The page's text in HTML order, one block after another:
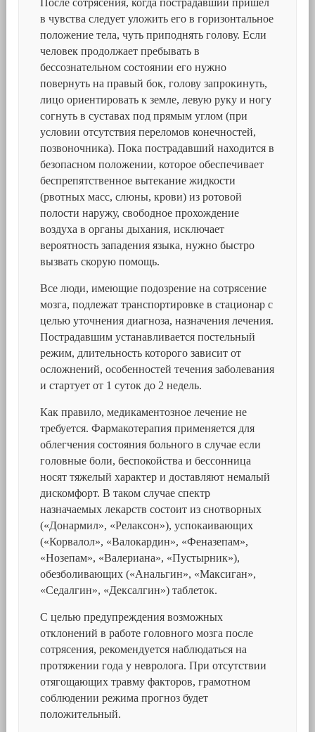
После сотрясения, когда пострадавший пришел
в чувства следует уложить его в горизонтальное
положение тела, чуть приподнять голову. Если
человек продолжает пребывать в
бессознательном состоянии его нужно
повернуть на правый бок, голову запрокинуть,
лицо ориентировать к земле, левую руку и ногу
согнуть в суставах под прямым углом (при
условии отсутствия переломов конечностей,
позвоночника). Пока пострадавший находится в
безопасном положении, которое обеспечивает
беспрепятственное вытекание жидкости
(рвотных масс, слюны, крови) из ротовой
полости наружу, свободное прохождение
воздуха в органы дыхания, исключает
вероятность западения языка, нужно быстро
вызвать скорую помощь.
Все люди, имеющие подозрение на сотрясение
мозга, подлежат транспортировке в стационар с
целью уточнения диагноза, назначения лечения.
Пострадавшим устанавливается постельный
режим, длительность которого зависит от
осложнений, особенностей течения заболевания
и стартует от 1 суток до 2 недель.
Как правило, медикаментозное лечение не
требуется. Фармакотерапия применяется для
облегчения состояния больного в случае если
головные боли, беспокойства и бессонница
носят тяжелый характер и доставляют немалый
дискомфорт. В таком случае спектр
назначаемых лекарств состоит из снотворных
(«Донармил», «Релаксон»), успокаивающих
(«Корвалол», «Валокардин», «Феназепам»,
«Нозепам», «Валериана», «Пустырник»),
обезболивающих («Анальгин», «Максиган»,
«Седалгин», «Дексалгин») таблеток.
С целью предупреждения возможных
отклонений в работе головного мозга после
сотрясения, рекомендуется наблюдаться на
протяжении года у невролога. При отсутствии
отягощающих травму факторов, грамотном
соблюдении режима прогноз будет
положительный.